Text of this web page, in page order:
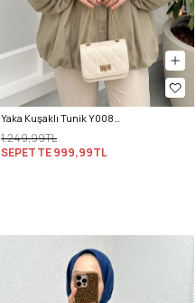
Yaka Kuşaklı Tunik Y0088 - HAKİ
1.249,99TL
SEPETTE999,99TL